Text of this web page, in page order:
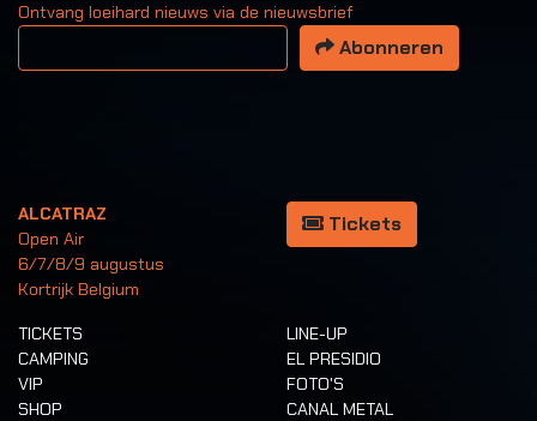
Ontvang loeihard nieuws via de nieuwsbrief
Uw email adres
Abonneren
ALCATRAZ
Open Air
6/7/8/9 augustus
Kortrijk Belgium
Tickets
TICKETS
CAMPING
VIP
SHOP
LINE-UP
EL PRESIDIO
FOTO'S
CANAL METAL